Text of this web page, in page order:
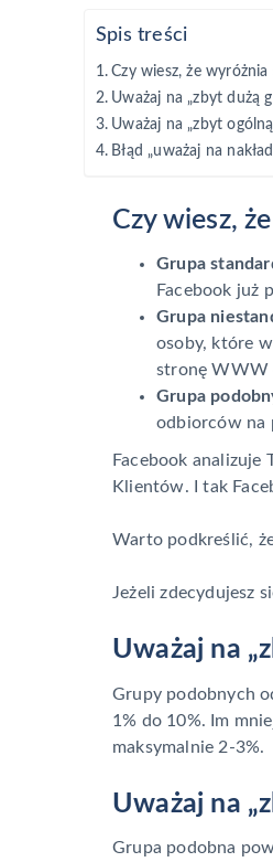
Spis treści
Czy wiesz, że
Uważaj na „zbyt dużą
Uważaj na „zbyt
Błąd „uważaj na
Czy wiesz,
Grupa
Facebook już
Grupa
osoby, które
stronę WWW
Grupa
odbiorców na
Facebook
Klientów. I tak
Warto podkreślić,
Jeżeli zdecydujesz
Uważaj na
Grupy podobnych
1% do 10%. Im
maksymalnie 2-3%.
Uważaj na
Grupa podobna